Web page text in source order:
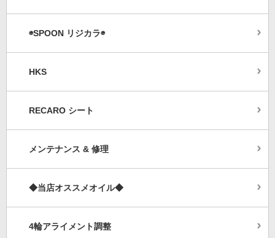
◉SPOON リジカラ◉
HKS
RECARO シート
メンテナンス & 修理
◆当店オススメオイル◆
4輪アライメント調整